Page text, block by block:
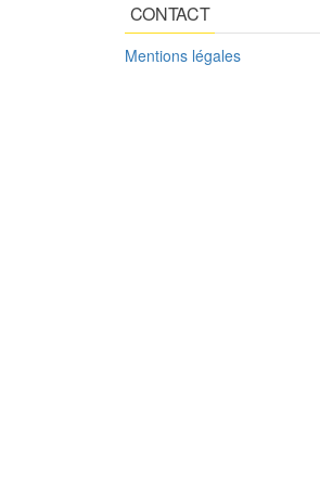
CONTACT
Mentions légales